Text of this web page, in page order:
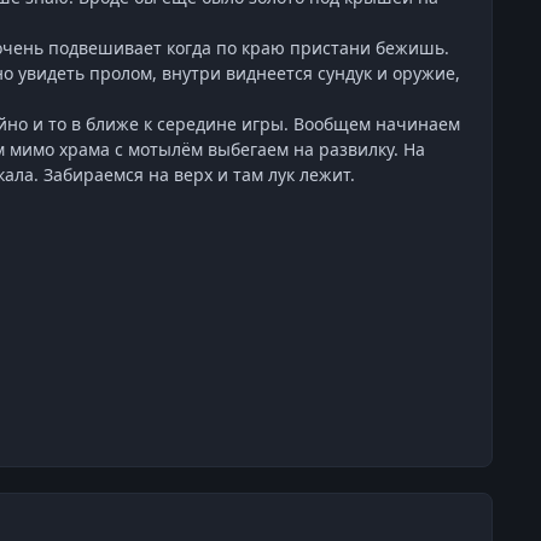
подвешивает когда по краю пристани бежишь.
увидеть пролом, внутри виднеется сундук и оружие,
и то в ближе к середине игры. Вообщем начинаем
храма с мотылём выбегаем на развилку. На
Забираемся на верх и там лук лежит.